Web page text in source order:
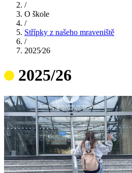
/
O škole
/
Střípky z našeho mraveniště
/
2025⁄26
2025/26